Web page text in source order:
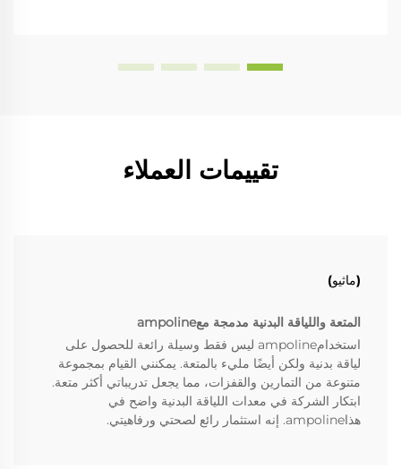
تقييمات العملاء
(ماثيو)
المتعة واللياقة البدنية مدمجة معampoline
استخدامampoline ليس فقط وسيلة رائعة للحصول على
لياقة بدنية ولكن أيضًا مليء بالمتعة. يمكنني القيام بمجموعة
متنوعة من التمارين والقفزات، مما يجعل تدريباتي أكثر متعة.
ابتكار الشركة في معدات اللياقة البدنية واضح في
هذاampoline. إنه استثمار رائع لصحتي ورفاهيتي.